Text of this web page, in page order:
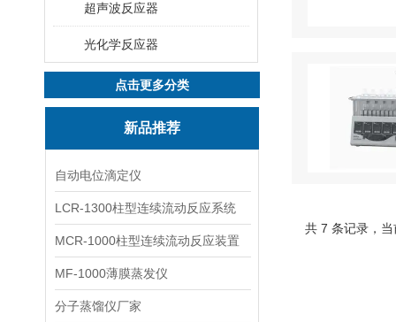
超声波反应器
光化学反应器
点击更多分类
新品推荐
自动电位滴定仪
LCR-1300柱型连续流动反应系统
MCR-1000柱型连续流动反应装置
MF-1000薄膜蒸发仪
分子蒸馏仪厂家
共 7 条记录，